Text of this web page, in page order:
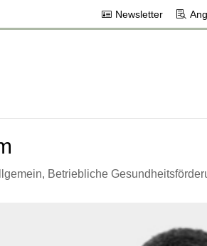
Newsletter
, Betriebliche